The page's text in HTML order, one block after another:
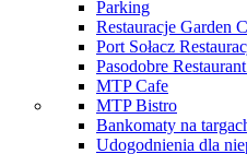
Parking
Restauracje Garden
Port Sołacz
Pasodobre
MTP Cafe
MTP Bistro
Bankomaty na
Udogodnienia dla